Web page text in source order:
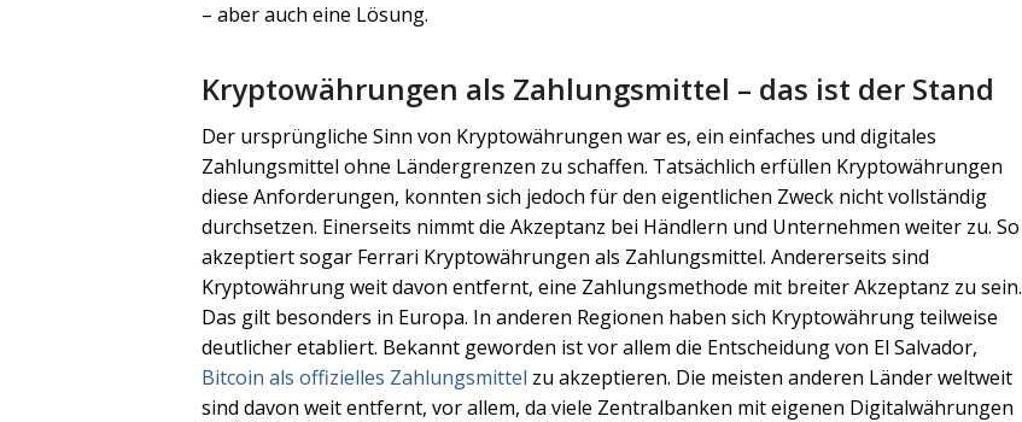
– aber auch eine Lösung.
Kryptowährungen als Zahlungsmittel – das ist der Stand
Der ursprüngliche Sinn von Kryptowährungen war es, ein einfaches und digitales
Zahlungsmittel ohne Ländergrenzen zu schaffen. Tatsächlich erfüllen Kryptowährungen
diese Anforderungen, konnten sich jedoch für den eigentlichen Zweck nicht vollständig
durchsetzen. Einerseits nimmt die Akzeptanz bei Händlern und Unternehmen weiter zu. So
akzeptiert sogar Ferrari Kryptowährungen als Zahlungsmittel. Andererseits sind
Kryptowährung weit davon entfernt, eine Zahlungsmethode mit breiter Akzeptanz zu sein.
Das gilt besonders in Europa. In anderen Regionen haben sich Kryptowährung teilweise
deutlicher etabliert. Bekannt geworden ist vor allem die Entscheidung von El Salvador,
Bitcoin als offizielles Zahlungsmittel zu akzeptieren. Die meisten anderen Länder weltweit
sind davon weit entfernt, vor allem, da viele Zentralbanken mit eigenen Digitalwährungen